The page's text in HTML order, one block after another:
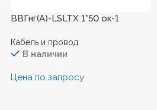
ВВГнг(А)-LSLTХ 1*50 ок-1
Кабель и провод
В наличии
Цена по запросу